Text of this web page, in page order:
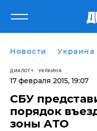
Новости Украина
ДИАЛОГ УКРАИНА
17 февраля 2015, 19:07
СБУ
порядок
зоны АТО